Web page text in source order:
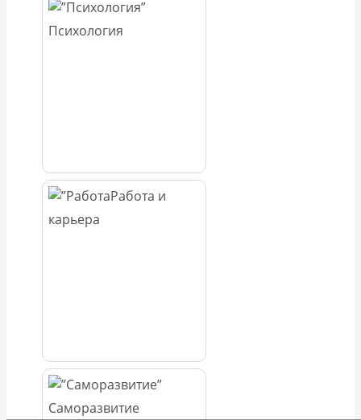
Психология
Работа и
карьера
Саморазвитие